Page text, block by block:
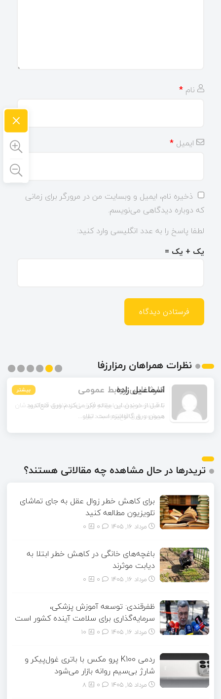
نام *
ایمیل *
ذخیره نام، ایمیل و وبسایت من در مرورگر برای زمانی
که دوباره دیدگاهی می‌نویسم.
لطفا پاسخ را به عدد انگلیسی وارد کنید:
یک + یک =
نظرات همراهان رمزارزفا
بیشتر اسماعیل زاده بیشتر
تا قبل از خوندن این مقاله فکر می‌کردم ورق قلع‌اندود
همون ورق گالوانیزه است. تفاو...
بیشتر
بیشتر
بیشتر
بیشتر
تریدرها در حال مشاهده چه مقالاتی هستند؟
برای کاهش خطر زوال عقل به جای تماشای
تلویزیون مطالعه کنید
مرداد ۱۶, ۱۴۰۵ 0
باغچه‌های خانگی در کاهش خطر ابتلا به
دیابت موثرند
مرداد ۱۶, ۱۴۰۵ 0
ظفرقندی: توسعه آموزش پزشکی،
سرمایه‌گذاری برای سلامت آینده کشور است
مرداد ۱۶, ۱۴۰۵ 10
ردمی K100 پرو مکس با باتری غول‌پیکر و
شارژ بی‌سیم روانه بازار می‌شود
مرداد ۱۵, ۱۴۰۵ 8
×